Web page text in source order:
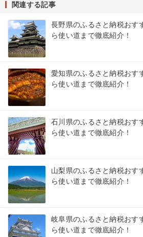
関連する記事
長野県のふるさと納税おす
ら使い道まで徹底紹介！
愛知県のふるさと納税おす
ら使い道まで徹底紹介！
石川県のふるさと納税おす
ら使い道まで徹底紹介！
山梨県のふるさと納税おす
ら使い道まで徹底紹介！
岐阜県のふるさと納税おす
ら使い道まで徹底紹介！